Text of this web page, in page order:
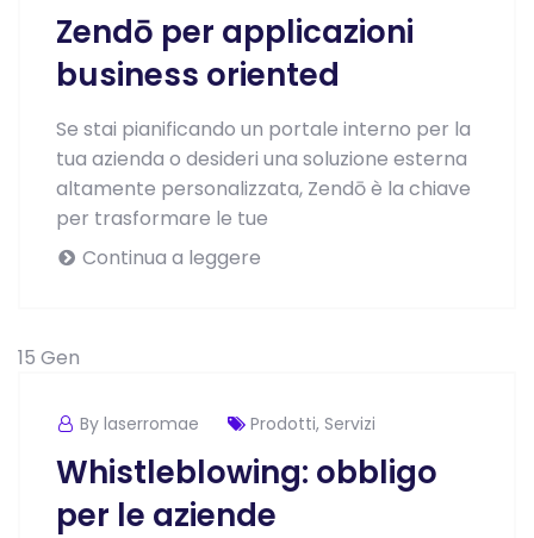
Zendō per applicazioni
business oriented
Se stai pianificando un portale interno per la
tua azienda o desideri una soluzione esterna
altamente personalizzata, Zendō è la chiave
per trasformare le tue
Continua a leggere
15 Gen
By laserromae Prodotti, Servizi
Whistleblowing: obbligo
per le aziende